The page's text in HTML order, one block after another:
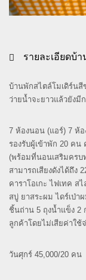
รายละเอียดบ้า
บ้านพักสไตล์โมเดิร์นสี
ว่ายน้ำจะยาวแล้วยังมี
7 ห้องนอน (แอร์) 7 ห้
รองรับผู้เข้าพัก 20 ค
(พร้อมที่นอนเสริมครบ
สามารถเสียงดังได้ถึง
คาราโอเกะ ไฟเทค
สบู่ ยาสระผมไดร์เป่า
ชิ้นถ่าน 5 ถุงน้ำแข็ง 2
ลูกค้าโดยไม่เสียค่าใช้
วันศุกร์ 45,000/20 คน